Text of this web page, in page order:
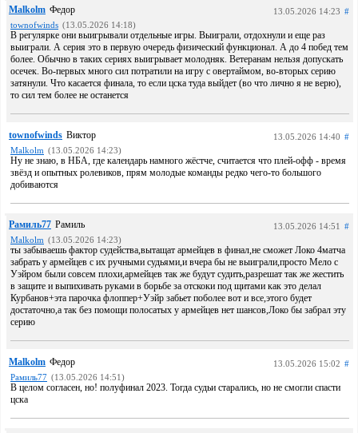
Malkolm Федор 13.05.2026 14:23 #
townofwinds (13.05.2026 14:18)
В регулярке они выигрывали отдельные игры. Выиграли, отдохнули и еще раз
выиграли. А серия это в первую очередь физический функционал. А до 4 побед тем
более. Обычно в таких сериях выигрывает молодняк. Ветеранам нельзя допускать
осечек. Во-первых много сил потратили на игру с овертаймом, во-вторых серию
затянули. Что касается финала, то если цска туда выйдет (во что лично я не верю),
то сил тем более не останется
townofwinds Виктор 13.05.2026 14:40 #
Malkolm (13.05.2026 14:23)
Ну не знаю, в НБА, где календарь намного жёстче, считается что плей-офф - время
звёзд и опытных ролевиков, прям молодые команды редко чего-то большого
добиваются
Рамиль77 Рамиль 13.05.2026 14:51 #
Malkolm (13.05.2026 14:23)
ты забываешь фактор судейства,вытащат армейцев в финал,не сможет Локо 4матча
забрать у армейцев с их ручными судьями,и вчера бы не выиграли,просто Мело с
Уэйром были совсем плохи,армейцев так же будут судить,разрешат так же жестить
в защите и выпихивать руками в борьбе за отскоки под щитами как это делал
Курбанов+эта парочка флоппер+Уэйр забьет поболее вот и все,этого будет
достаточно,а так без помощи полосатых у армейцев нет шансов,Локо бы забрал эту
серию
Malkolm Федор 13.05.2026 15:02 #
Рамиль77 (13.05.2026 14:51)
В целом согласен, но! полуфинал 2023. Тогда судьи старались, но не смогли спасти
цска